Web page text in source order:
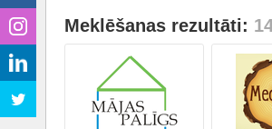
Meklēšanas rezultāti: